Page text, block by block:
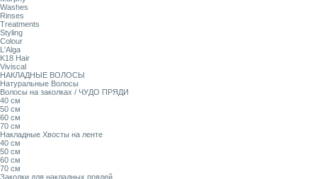
Washes
Rinses
Treatments
Styling
Colour
L'Alga
K18 Hair
Viviscal
НАКЛАДНЫЕ ВОЛОСЫ
Натуральные Волосы
Волосы на заколках / ЧУДО ПРЯДИ
40 см
50 см
60 см
70 см
Накладные Хвосты на ленте
40 см
50 см
60 см
70 см
Заколки для накладных прядей